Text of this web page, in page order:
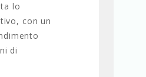
lo
con un
di